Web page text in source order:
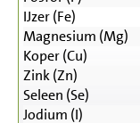
IJzer (Fe)
Magnesium (Mg)
Koper (Cu)
Zink (Zn)
Seleen (Se)
Jodium (I)